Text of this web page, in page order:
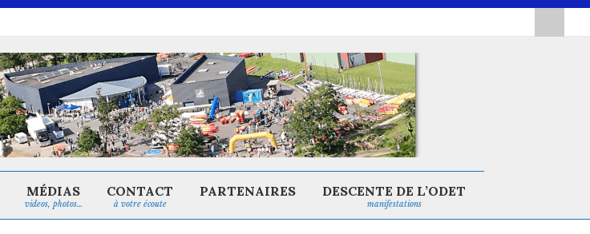
videos, photos…
MÉDIAS
à votre écoute
CONTACT PARTENAIRES
manifestations
DESCENTE DE L’ODET